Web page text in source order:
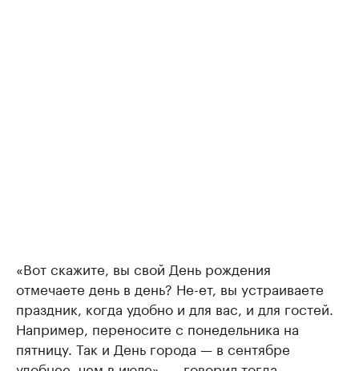
«Вот скажите, вы свой День рождения
отмечаете день в день? Не-ет, вы устраиваете
праздник, когда удобно и для вас, и для гостей.
Например, переносите с понедельника на
пятницу. Так и День города — в сентябре